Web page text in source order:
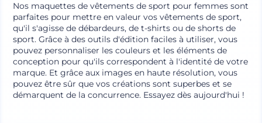
Nos maquettes de vêtements de sport pour femmes sont
parfaites pour mettre en valeur vos vêtements de sport,
qu'il s'agisse de débardeurs, de t-shirts ou de shorts de
sport. Grâce à des outils d'édition faciles à utiliser, vous
pouvez personnaliser les couleurs et les éléments de
conception pour qu'ils correspondent à l'identité de votre
marque. Et grâce aux images en haute résolution, vous
pouvez être sûr que vos créations sont superbes et se
démarquent de la concurrence. Essayez dès aujourd'hui !